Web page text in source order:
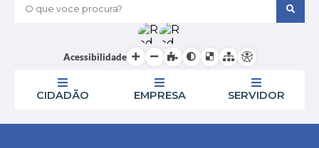
O que voce procura?
Acessibilidade
CIDADÃO EMPRESA SERVIDOR